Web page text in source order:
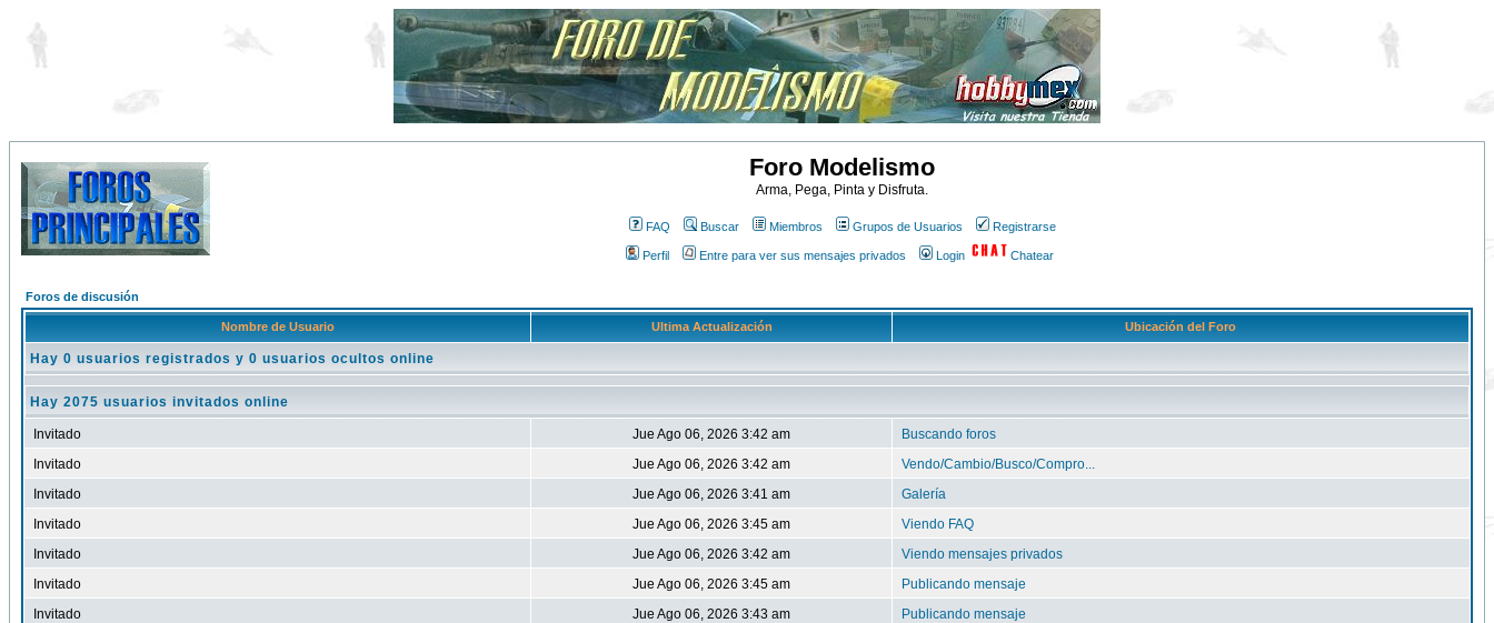
Foro Modelismo
Arma, Pega, Pinta y Disfruta.
FAQ Buscar Miembros Grupos de Usuarios Registrarse
Perfil Entre para ver sus mensajes privados Login Chatear
Foros de discusión
Nombre de Usuario Ultima Actualización Ubicación del Foro
Hay 0 usuarios registrados y 0 usuarios ocultos online
Hay 2075 usuarios invitados online
Invitado Jue Ago 06, 2026 3:42 am
Buscando foros
Invitado
Jue Ago 06, 2026 3:42 am
Vendo/Cambio/Busco/Compro...
Invitado
Jue Ago 06, 2026 3:41 am
Galería
Invitado
Jue Ago 06, 2026 3:45 am
Viendo FAQ
Invitado
Jue Ago 06, 2026 3:42 am
Viendo mensajes privados
Invitado
Jue Ago 06, 2026 3:45 am
Publicando mensaje
Invitado
Jue Ago 06, 2026 3:43 am
Publicando mensaje